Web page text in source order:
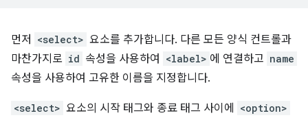
먼저 <select> 요소를 추가합니다. 다른 모든 양식 컨트롤과
마찬가지로 id 속성을 사용하여 <label> 에 연결하고 name
속성을 사용하여 고유한 이름을 지정합니다.
<select> 요소의 시작 태그와 종료 태그 사이에 <option>